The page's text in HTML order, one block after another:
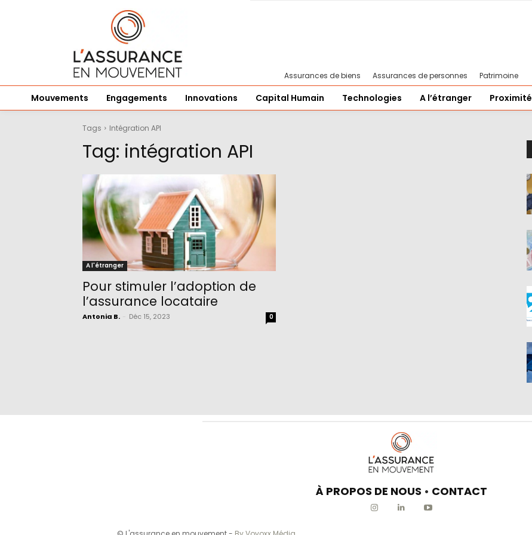
Assurances de biens Assurances de personnes Patrimoine
Mouvements Engagements Innovations Capital Humain Technologies A l’étranger Proximité
Tags Intégration API
Tag: intégration API
A l'étranger
Pour stimuler l’adoption de
l’assurance locataire
Antonia B. Déc 15, 2023 0
À PROPOS DE NOUS • CONTACT